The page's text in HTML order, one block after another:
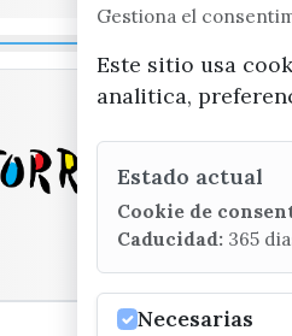
Gestiona el
Este sitio usa
analitica,
Estado actual
Cookie de
Caducidad: 365
Necesarias